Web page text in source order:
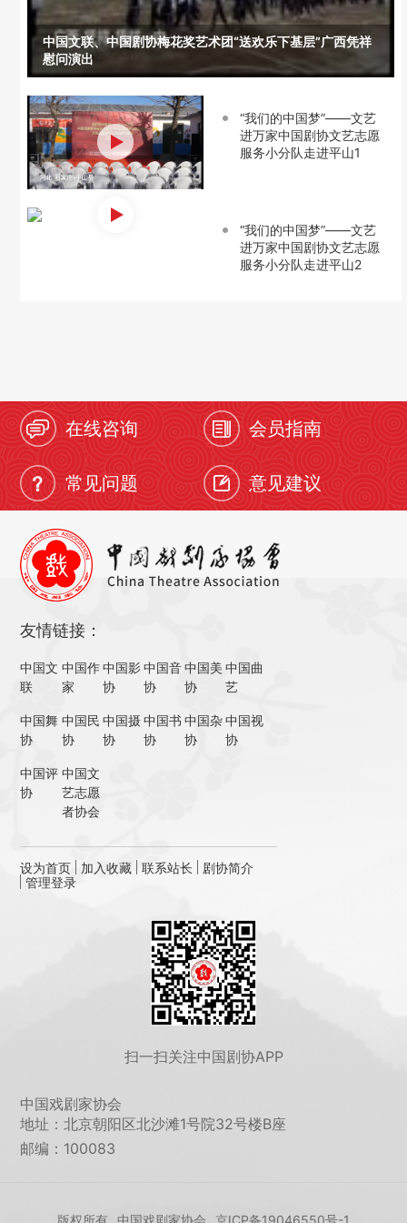
中国文联、中国剧协梅花奖艺术团“送欢乐下基层”广西凭祥
慰问演出
“我们的中国梦”——文艺
进万家中国剧协文艺志愿
服务小分队走进平山1
“我们的中国梦”——文艺
进万家中国剧协文艺志愿
服务小分队走进平山2
在线咨询 会员指南
常见问题 意见建议
友情链接：
中国文
联
中国作
家
中国影
协
中国音
协
中国美
协
中国曲
艺
中国舞
协
中国民
协
中国摄
协
中国书
协
中国杂
协
中国视
协
中国评
协
中国文
艺志愿
者协会
设为首页 加入收藏 联系站长
剧协简介
管理登录
扫一扫关注中国剧协APP
中国戏剧家协会
地址：北京朝阳区北沙滩1号院32号楼B座
邮编：100083